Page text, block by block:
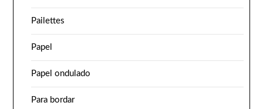
Pailettes
Papel
Papel ondulado
Para bordar